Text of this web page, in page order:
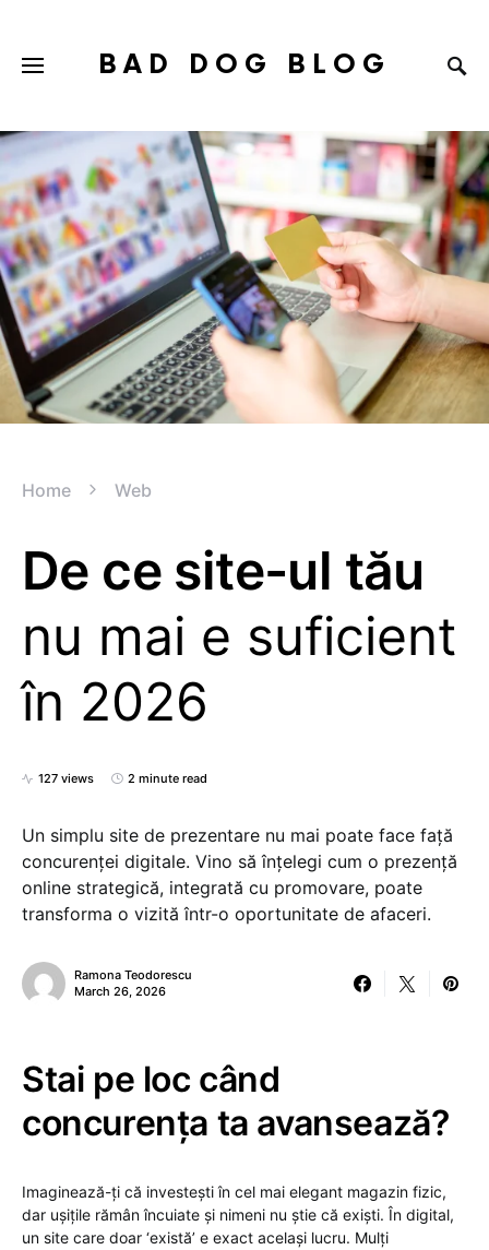
BAD DOG BLOG
Home Web
De ce site-ul tău
nu mai e suficient
în 2026
127 views 2 minute read
Un simplu site de prezentare nu mai poate face față
concurenței digitale. Vino să înțelegi cum o prezență
online strategică, integrată cu promovare, poate
transforma o vizită într-o oportunitate de afaceri.
Ramona Teodorescu
March 26, 2026
Stai pe loc când
concurența ta avansează?
Imaginează-ți că investești în cel mai elegant magazin fizic,
dar ușițile rămân încuiate și nimeni nu știe că exiști. În digital,
un site care doar ‘există’ e exact același lucru. Mulți